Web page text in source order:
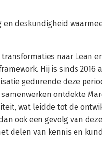
deskundigheid
transformaties naar Lean
Hij is sinds 2016
gedurende deze
ontdekte
wat leidde tot de
ook een gevolg van
delen van kennis en